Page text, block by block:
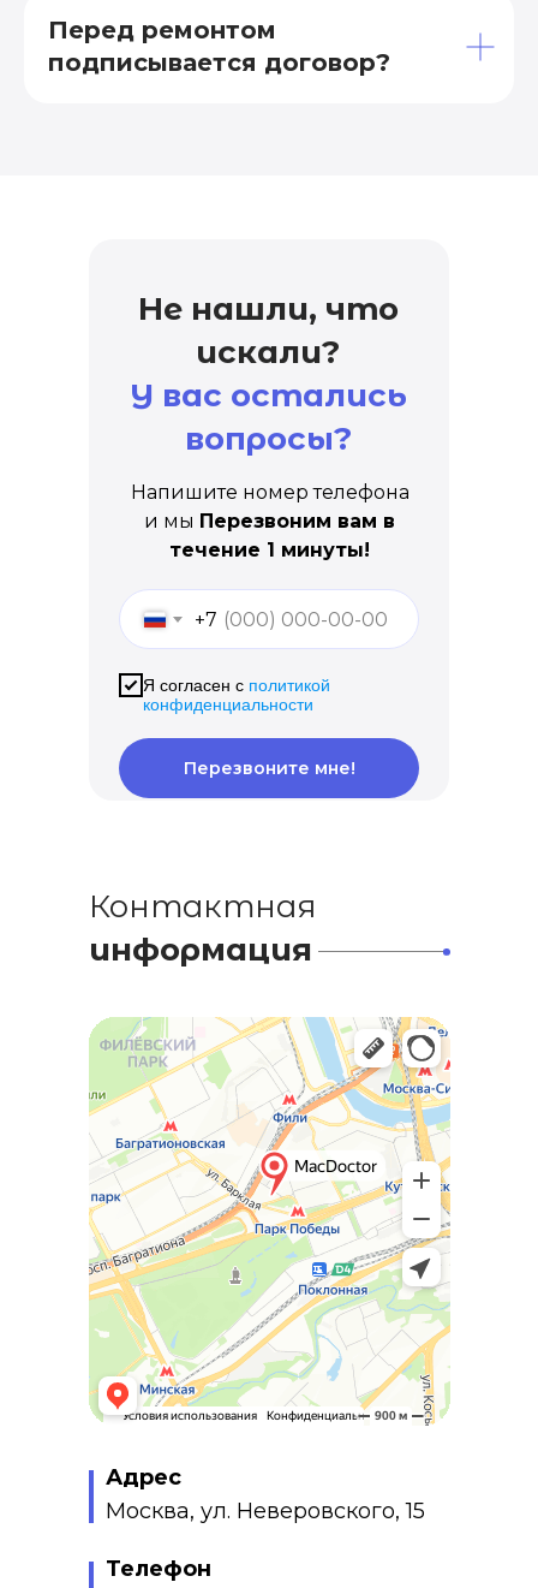
Перед ремонтом
подписывается договор?
Не нашли, что
искали?
У вас остались
вопросы?
+7
Я согласен с политикой
конфиденциальности
Перезвоните мне!
Напишите номер телефона
и мы Перезвоним вам в
течение 1 минуты!
Контактная
информация
Адрес
Москва, ул. Неверовского, 15
Телефон